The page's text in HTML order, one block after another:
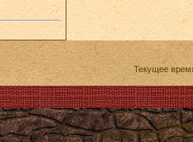
Текущее
Powered
Copyright ©2000 -